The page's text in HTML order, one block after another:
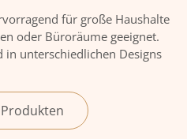
für große Haushalte
oder Büroräume geeignet.
unterschiedlichen Designs